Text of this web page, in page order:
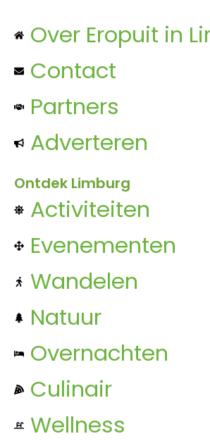
Over Eropuit in
Contact
Partners
Adverteren
Ontdek Limburg
Activiteiten
Evenementen
Wandelen
Natuur
Overnachten
Culinair
Wellness